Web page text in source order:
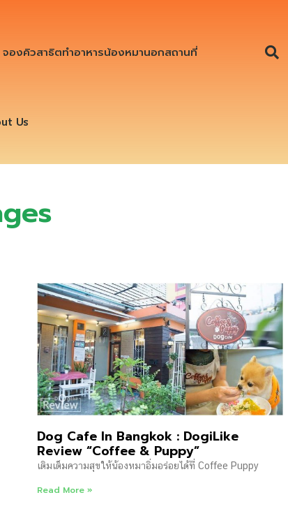
จองคิวสาธิตทำอาหารน้องหมานอกสถานที่
Us
Dog Cafe In Bangkok : DogiLike
Review “Coffee & Puppy”
เติมเต็มความสุขให้น้องหมาอิ่มอร่อยได้ที่ Coffee Puppy
Read More »